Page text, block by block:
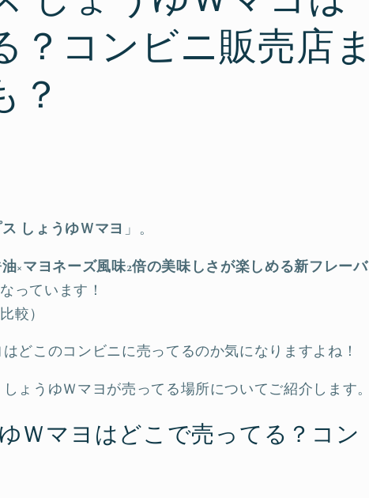
？コンビニ販売店ま
？
しょうゆＷマヨ 」。
×マヨネーズ風味2倍の美味しさが楽しめる新フレーバ
っています！
較）
どこのコンビニに売ってるのか気になりますよね！
ょうゆＷマヨが売ってる場所についてご紹介します。
Ｗマヨはどこで売ってる？コン